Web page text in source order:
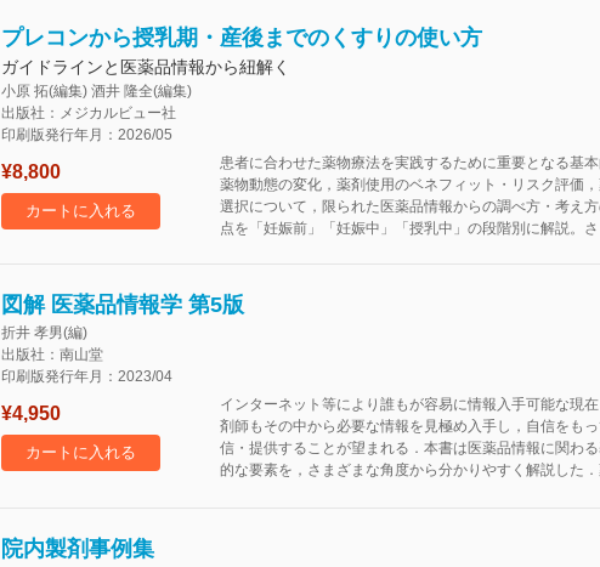
プレコンから授乳期・産後までのくすりの使い方
ガイドラインと医薬品情報から紐解く
小原 拓(編集) 酒井 隆全(編集)
出版社：メジカルビュー社
印刷版発行年月：2026/05
¥8,800
カートに入れる
患者に合わせた薬物療法を実践するために重要となる基
薬物動態の変化，薬剤使用のベネフィット・リスク評価，
選択について，限られた医薬品情報からの調べ方・考え
点を「妊娠前」「妊娠中」「授乳中」の段階別に解説。
図解 医薬品情報学 第5版
折井 孝男(編)
出版社：南山堂
印刷版発行年月：2023/04
¥4,950
カートに入れる
インターネット等により誰もが容易に情報入手可能な現
剤師もその中から必要な情報を見極め入手し，自信をも
信・提供することが望まれる．本書は医薬品情報に関わ
的な要素を，さまざまな角度から分かりやすく解説した
院内製剤事例集